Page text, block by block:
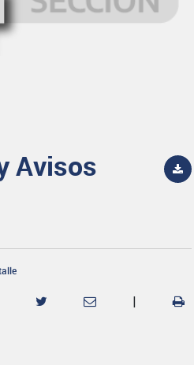
Avisos